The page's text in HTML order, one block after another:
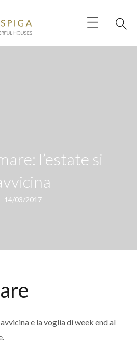
l’estate si
14/03/2017
avvicina e la voglia di week end al